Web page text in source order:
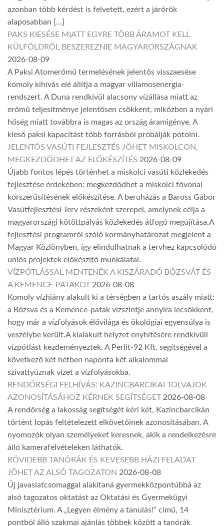
azonban több kérdést is felvetett, ezért a járőrök
alaposabban […]
PAKS KIESÉSE MIATT EGYRE TÖBB ÁRAMOT KELL
KÜLFÖLDRŐL BESZEREZNIE MAGYARORSZÁGNAK
2026-08-09
A Paksi Atomerőmű termelésének jelentős visszaesése
komoly kihívás elé állítja a magyar villamosenergia-
rendszert. A Duna rendkívül alacsony vízállása miatt az
erőmű teljesítménye jelentősen csökkent, miközben a nyári
hőség miatt továbbra is magas az ország áramigénye. A
kieső paksi kapacitást több forrásból próbálják pótolni.
JELENTŐS VASÚTI FEJLESZTÉS JÖHET MISKOLCON,
MEGKEZDŐDHET AZ ELŐKÉSZÍTÉS 2026-08-09
Újabb fontos lépés történhet a miskolci vasúti közlekedés
fejlesztése érdekében: megkezdődhet a miskolci fővonal
korszerűsítésének előkészítése. A beruházás a Baross Gábor
Vasútfejlesztési Terv részeként szerepel, amelynek célja a
magyarországi kötöttpályás közlekedés átfogó megújítása.A
fejlesztési programról szóló kormányhatározat megjelent a
Magyar Közlönyben, így elindulhatnak a tervhez kapcsolódó
uniós projektek előkészítő munkálatai.
VÍZPÓTLÁSSAL MENTENÉK A KISZÁRADÓ BÓZSVÁT ÉS
A KEMENCE-PATAKOT 2026-08-08
Komoly vízhiány alakult ki a térségben a tartós aszály miatt:
a Bózsva és a Kemence-patak vízszintje annyira lecsökkent,
hogy már a vízfolyások élővilága és ökológiai egyensúlya is
veszélybe került.A kialakult helyzet enyhítésére rendkívüli
vízpótlást kezdeményeztek. A Perlit-92 Kft. segítségével a
következő két hétben naponta két alkalommal
szivattyúznak vizet a vízfolyásokba.
RENDŐRSÉGI FELHÍVÁS: KAZINCBARCIKAI TOLVAJOK
AZONOSÍTÁSÁHOZ KÉRNEK SEGÍTSÉGET 2026-08-08
A rendőrség a lakosság segítségét kéri két, Kazincbarcikán
történt lopás feltételezett elkövetőinek azonosításában. A
nyomozók olyan személyeket keresnek, akik a rendelkezésre
álló kamerafelvételeken láthatók.
RÖVIDEBB TANÓRÁK ÉS KEVESEBB HÁZI FELADAT
JÖHET AZ ALSÓ TAGOZATON 2026-08-08
Új javaslatcsomaggal alakítaná gyermekközpontúbbá az
alsó tagozatos oktatást az Oktatási és Gyermekügyi
Minisztérium. A „Legyen élmény a tanulás!” című, 14
pontból álló szakmai ajánlás többek között a tanórák